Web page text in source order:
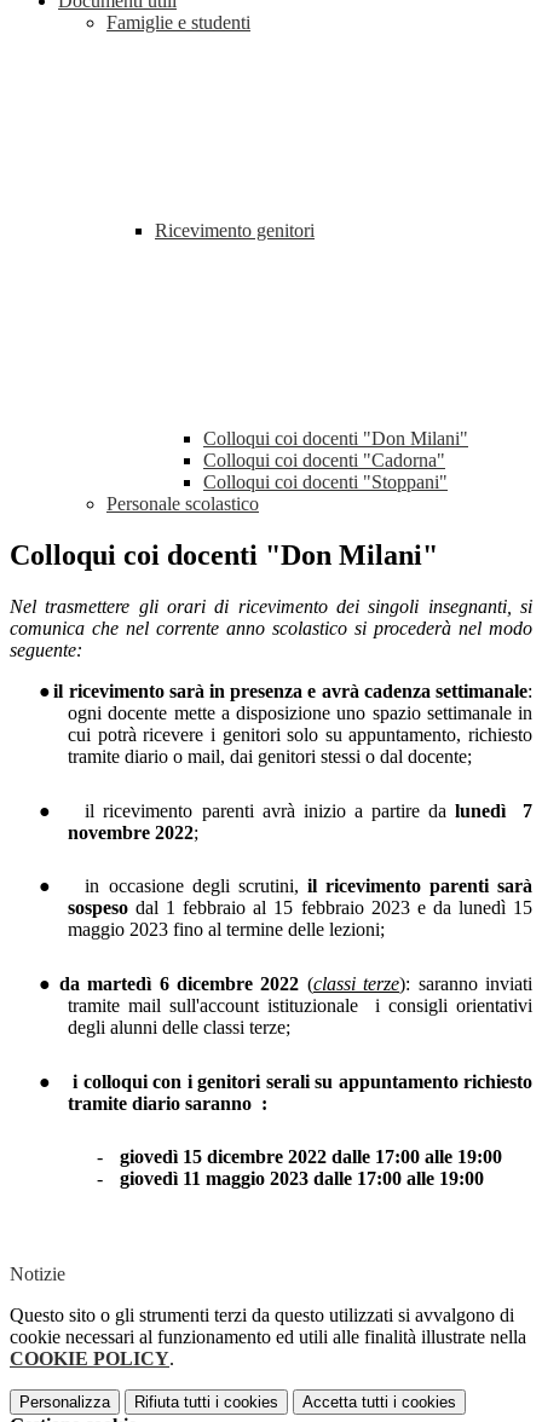
Famiglie e studenti
Ricevimento genitori
Colloqui coi docenti "Don Milani"
Colloqui coi docenti "Cadorna"
Colloqui coi docenti "Stoppani"
Personale scolastico
Colloqui coi docenti "Don Milani"
Nel trasmettere gli orari di ricevimento dei singoli insegnanti, si
comunica che nel corrente anno scolastico si procederà nel modo
seguente:
● il ricevimento sarà in presenza e avrà cadenza settimanale:
ogni docente mette a disposizione uno spazio settimanale in
cui potrà ricevere i genitori solo su appuntamento, richiesto
tramite diario o mail, dai genitori stessi o dal docente;
● il ricevimento parenti avrà inizio a partire da lunedì
7
novembre 2022;
● in occasione degli scrutini, il ricevimento parenti sarà
sospeso dal 1 febbraio al 15 febbraio 2023 e da lunedì 15
maggio 2023 fino al termine delle lezioni;
● da martedì 6 dicembre 2022 (classi terze): saranno inviati
tramite mail sull'account istituzionale
i consigli orientativi
degli alunni delle classi terze;
●
i colloqui con i genitori serali su appuntamento richiesto
tramite diario saranno :
-
giovedì 15 dicembre 2022 dalle 17:00 alle 19:00
-
giovedì 11 maggio 2023 dalle 17:00 alle 19:00
Notizie
Questo sito o gli strumenti terzi da questo utilizzati si avvalgono di
cookie necessari al funzionamento ed utili alle finalità illustrate nella
COOKIE POLICY.
Personalizza Rifiuta tutti i cookies Accetta tutti i cookies